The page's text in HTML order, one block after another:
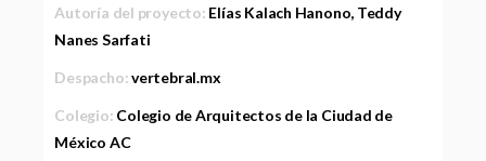
Autoría del proyecto: Elías Kalach Hanono, Teddy
Nanes Sarfati
Despacho:vertebral.mx
Colegio: Colegio de Arquitectos de la Ciudad de
México AC